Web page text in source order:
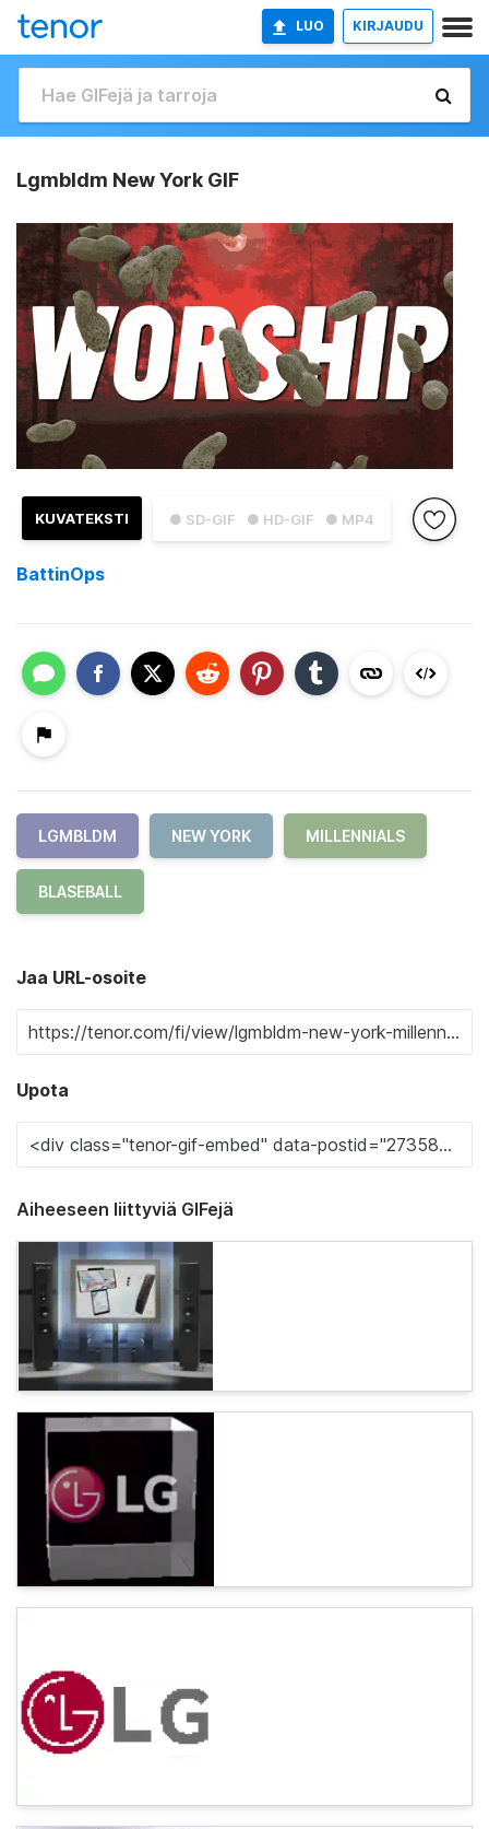
LUO KIRJAUDU
Lgmbldm New York GIF
● SD-GIF ● HD-GIF ● MP4
KUVATEKSTI
BattinOps
LGMBLDM NEW YORK MILLENNIALS
BLASEBALL
Jaa URL-osoite
Upota
Aiheeseen liittyviä GIFejä